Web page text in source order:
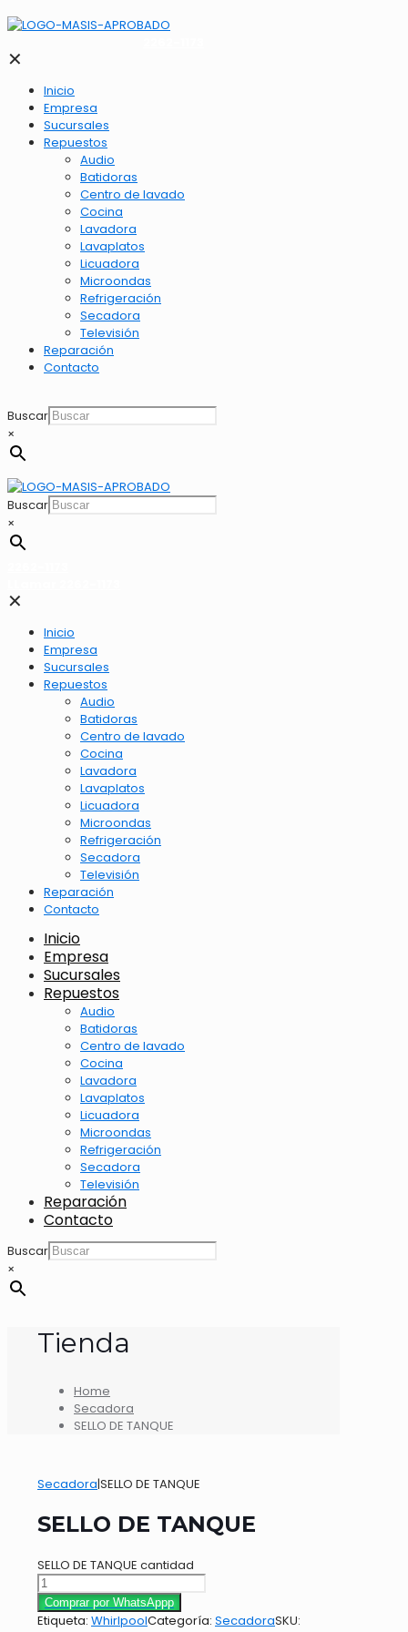
✕
Inicio
Empresa
Sucursales
Repuestos
Audio
Batidoras
Centro de lavado
Cocina
Lavadora
Lavaplatos
Licuadora
Microondas
Refrigeración
Secadora
Televisión
Reparación
Contacto
Buscar
×
Buscar
×
✕
Inicio
Empresa
Sucursales
Repuestos
Audio
Batidoras
Centro de lavado
Cocina
Lavadora
Lavaplatos
Licuadora
Microondas
Refrigeración
Secadora
Televisión
Reparación
Contacto
Inicio
Empresa
Sucursales
Repuestos
Audio
Batidoras
Centro de lavado
Cocina
Lavadora
Lavaplatos
Licuadora
Microondas
Refrigeración
Secadora
Televisión
Reparación
Contacto
Buscar
×
Tienda
Home
Secadora
SELLO DE TANQUE
Secadora|SELLO DE TANQUE
SELLO DE TANQUE
SELLO DE TANQUE cantidad
Comprar por WhatsAppp
Etiqueta: WhirlpoolCategoría: SecadoraSKU: